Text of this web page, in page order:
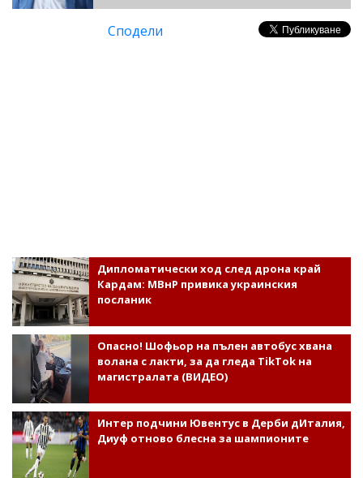
Сподели
Дипломатически ход след дрона край
Кардам: МВнР привика украинския
посланик
Опасно! Шофьор на пълен автобус хвана
волана с лакти, за да гледа TikTok на
магистралата (ВИДЕО)
Интер подчини Ювентус в Дерби дИталия,
Диуф отново блесна за шампионите